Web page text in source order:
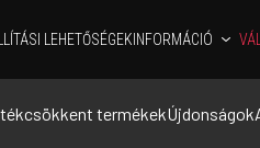
LEHETŐSÉGEKINFORMÁCIÓ
termékekÚjdonságok